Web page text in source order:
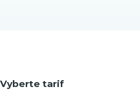
Vyberte tarif